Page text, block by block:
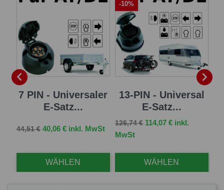

7 PIN - Universaler
E-Satz...
Verkaufspreis
44,51 € Preis
40,06 € inkl. MwSt
WÄHLEN
13-PIN - Universal
E-Satz...
Verkaufspreis
126,74 € Preis
114,07 € inkl.
MwSt
WÄHLEN
-10%
